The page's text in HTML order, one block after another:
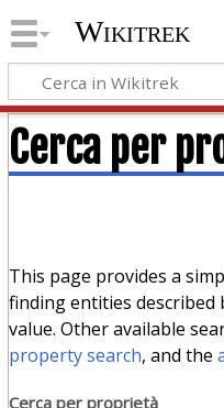
Wikitrek
Cerca per
This page provides a
finding entities described
value. Other available
property search, and the
Cerca per proprietà